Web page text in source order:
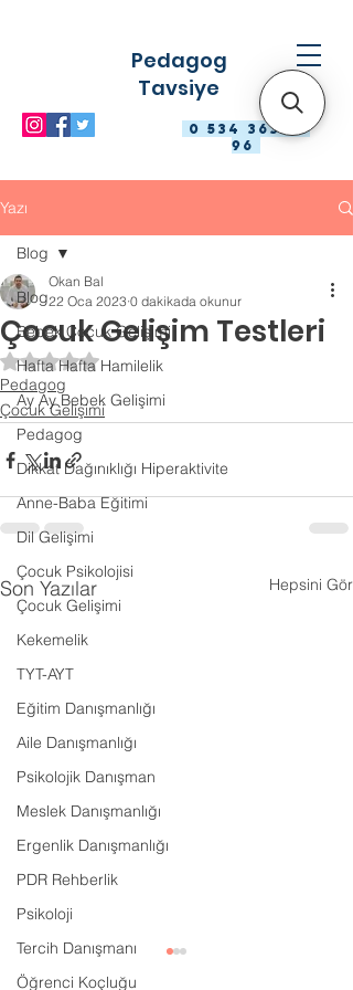
0 534 363 98
96
Pedagog
Tavsiye
Yazı
Blog
Bebek Çocuk Gelişimi
Hafta Hafta Hamilelik
Ay Ay Bebek Gelişimi
Pedagog
Dikkat Dağınıklığı Hiperaktivite
Anne-Baba Eğitimi
Dil Gelişimi
Çocuk Psikolojisi
Çocuk Gelişimi
Kekemelik
TYT-AYT
Eğitim Danışmanlığı
Aile Danışmanlığı
Psikolojik Danışman
Meslek Danışmanlığı
Ergenlik Danışmanlığı
PDR Rehberlik
Psikoloji
Tercih Danışmanı
Öğrenci Koçluğu
Blog
Çocuk Gelişim Testleri
Okan Bal
22 Oca 2023 0 dakikada okunur
5 üzerinden NaN yıldız
Pedagog
Çocuk Gelişimi
Son Yazılar Hepsini Gör